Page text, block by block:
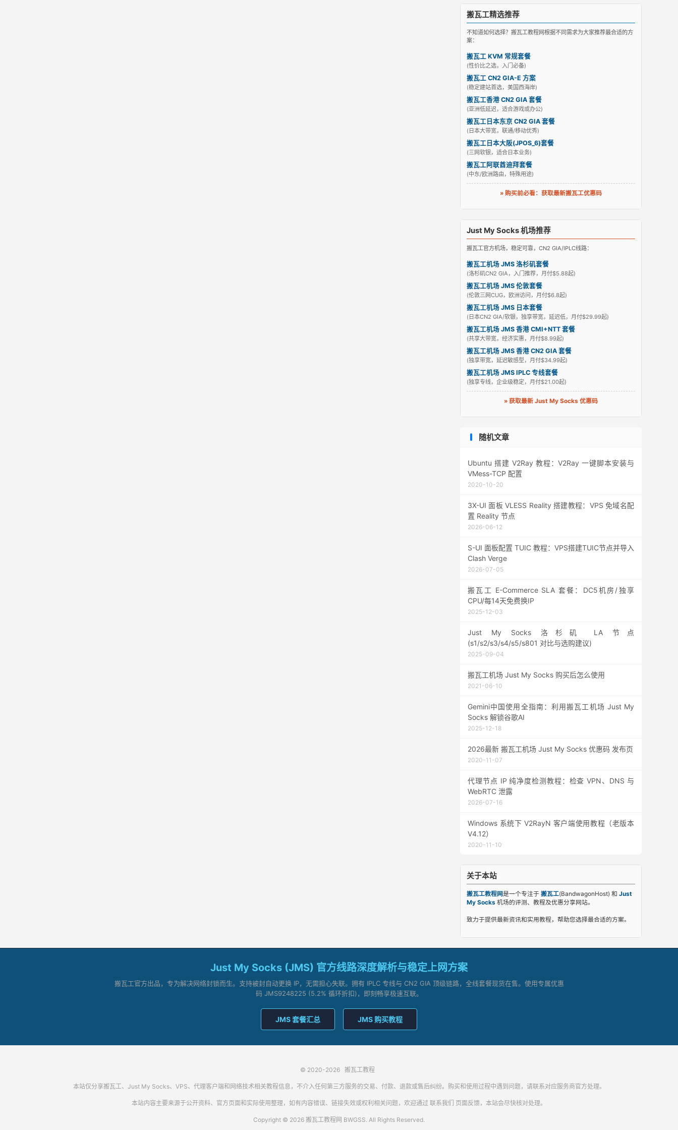
搬瓦工精选推荐
不知道如何选择？搬瓦工教程网根据不同需求为大家推荐最合适的方
案：
搬瓦工 KVM 常规套餐
(性价比之选，入门必备)
搬瓦工 CN2 GIA-E 方案
(稳定建站首选，美国西海岸)
搬瓦工香港 CN2 GIA 套餐
(亚洲低延迟，适合游戏或办公)
搬瓦工日本东京 CN2 GIA 套餐
(日本大带宽，联通/移动优秀)
搬瓦工日本大阪(JPOS_6)套餐
(三网软银，适合日本业务)
搬瓦工阿联酋迪拜套餐
(中东/欧洲路由，特殊用途)
» 购买前必看：获取最新搬瓦工优惠码
Just My Socks 机场推荐
搬瓦工官方机场，稳定可靠，CN2 GIA/IPLC线路：
搬瓦工机场 JMS 洛杉矶套餐
(洛杉矶CN2 GIA，入门推荐，月付$5.88起)
搬瓦工机场 JMS 伦敦套餐
(伦敦三网CUG，欧洲访问，月付$6.8起)
搬瓦工机场 JMS 日本套餐
(日本CN2 GIA/软银，独享带宽，延迟低，月付$29.99起)
搬瓦工机场 JMS 香港 CMI+NTT 套餐
(共享大带宽，经济实惠，月付$8.99起)
搬瓦工机场 JMS 香港 CN2 GIA 套餐
(独享带宽，延迟敏感型，月付$34.99起)
搬瓦工机场 JMS IPLC 专线套餐
(独享专线，企业级稳定，月付$21.00起)
» 获取最新 Just My Socks 优惠码
随机文章
Ubuntu 搭建 V2Ray 教程：V2Ray 一键脚本安装与
VMess-TCP 配置
2020-10-20
3X-UI 面板 VLESS Reality 搭建教程：VPS 免域名配
置 Reality 节点
2026-06-12
S-UI 面板配置 TUIC 教程：VPS搭建TUIC节点并导入
Clash Verge
2026-07-05
搬瓦工 E-Commerce SLA 套餐：DC5机房/独享
CPU/每14天免费换IP
2025-12-03
Just My Socks 洛杉矶 LA 节点
(s1/s2/s3/s4/s5/s801 对比与选购建议)
2025-09-04
搬瓦工机场 Just My Socks 购买后怎么使用
2021-06-10
Gemini中国使用全指南：利用搬瓦工机场 Just My
Socks 解锁谷歌AI
2025-12-18
2026最新 搬瓦工机场 Just My Socks 优惠码 发布页
2020-11-07
代理节点 IP 纯净度检测教程：检查 VPN、DNS 与
WebRTC 泄露
2026-07-16
Windows 系统下 V2RayN 客户端使用教程（老版本
V4.12）
2020-11-10
关于本站
搬瓦工教程网是一个专注于 搬瓦工(BandwagonHost) 和 Just
My Socks 机场的评测、教程及优惠分享网站。
致力于提供最新资讯和实用教程，帮助您选择最合适的方案。
Just My Socks (JMS) 官方线路深度解析与稳定上网方案
搬瓦工官方出品，专为解决网络封锁而生。支持被封自动更换 IP，无需担心失联。拥有 IPLC 专线与 CN2 GIA 顶级链路，全线套餐现货在售。使用专属优惠
码 JMS9248225 (5.2% 循环折扣)，即刻畅享极速互联。
JMS 套餐汇总 JMS 购买教程
© 2020-2026 搬瓦工教程
本站仅分享搬瓦工、Just My Socks、VPS、代理客户端和网络技术相关教程信息，不介入任何第三方服务的交易、付款、退款或售后纠纷。购买和使用过程中遇到问题，请联系对应服务商官方处理。
本站内容主要来源于公开资料、官方页面和实际使用整理，如有内容错误、链接失效或权利相关问题，欢迎通过 联系我们 页面反馈，本站会尽快核对处理。
Copyright © 2026 搬瓦工教程网 BWGSS. All Rights Reserved.